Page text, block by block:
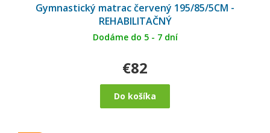
Gymnastický matrac červený 195/85/5CM -
REHABILITAČNÝ
Dodáme do 5 - 7 dní
€82
Do košíka